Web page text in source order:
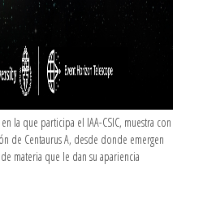
la que participa el IAA-CSIC, muestra con
de Centaurus A, desde donde emergen
materia que le dan su apariencia